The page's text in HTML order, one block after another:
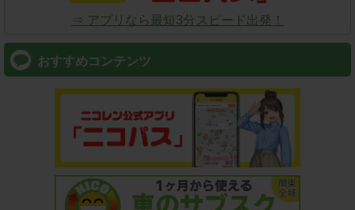
⇒ アプリなら最短3分スピード出発！
おすすめコンテンツ